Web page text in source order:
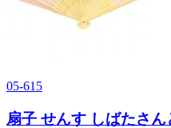
05-615
扇子 せんす しばたさ